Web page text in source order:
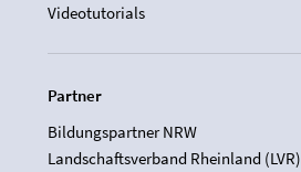
Videotutorials
Partner
Bildungspartner NRW
Landschaftsverband Rheinland (LVR)